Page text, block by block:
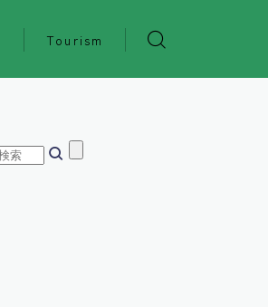
Tourism